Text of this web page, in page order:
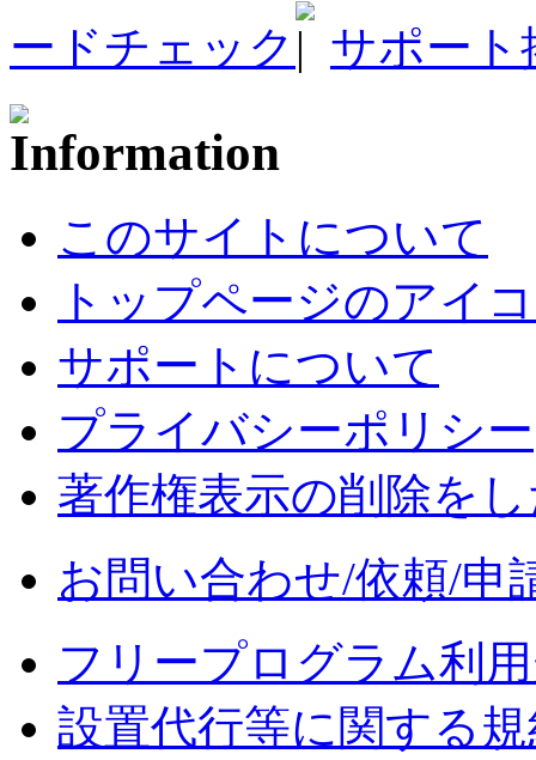
ードチェック
サポート
このサイトについて
トップページのアイ
サポートについて
プライバシーポリシー
著作権表示の削除を
お問い合わせ/依頼/申
フリープログラム利
設置代行等に関する